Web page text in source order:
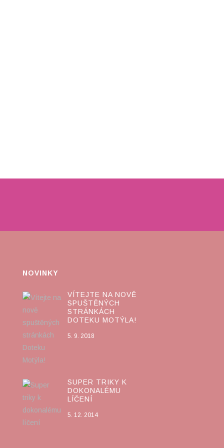
NOVINKY
VÍTEJTE NA NOVĚ
SPUŠTĚNÝCH
STRÁNKÁCH
DOTEKU MOTÝLA!
5. 9. 2018
SUPER TRIKY K
DOKONALÉMU
LÍČENÍ
5. 12. 2014